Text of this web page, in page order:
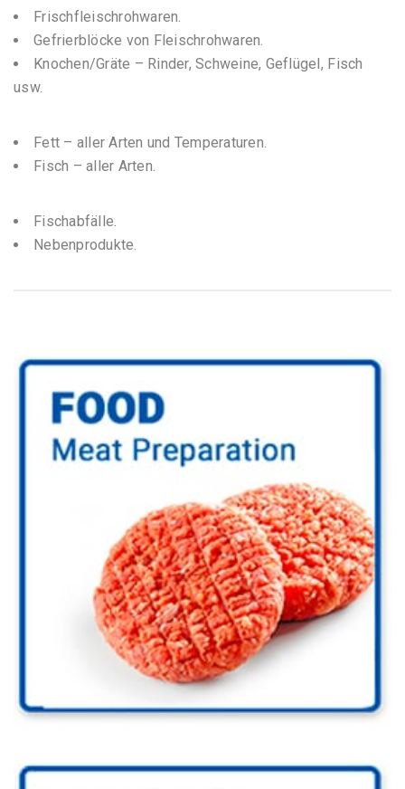
Frischfleischrohwaren.
Gefrierblöcke von Fleischrohwaren.
Knochen/Gräte – Rinder, Schweine, Geflügel, Fisch
usw.
Fett – aller Arten und Temperaturen.
Fisch – aller Arten.
Fischabfälle.
Nebenprodukte.
Go to Food Industry